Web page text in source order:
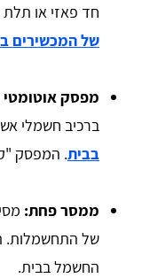
חד פאזי או
של המכשירים
מפסק אוטומטי
ברכיב חשמלי
בבית. המפסק
ממסר פחת:
של התחשמלות.
החשמל בבית.